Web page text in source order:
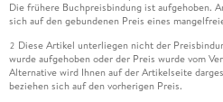
Die frühere Buchpreisbindung ist aufgehoben.
sich auf den gebundenen Preis eines
2 Diese Artikel unterliegen nicht der
wurde aufgehoben oder der Preis wurde vom
Alternative wird Ihnen auf der Artikelseite
beziehen sich auf den vorherigen Preis.